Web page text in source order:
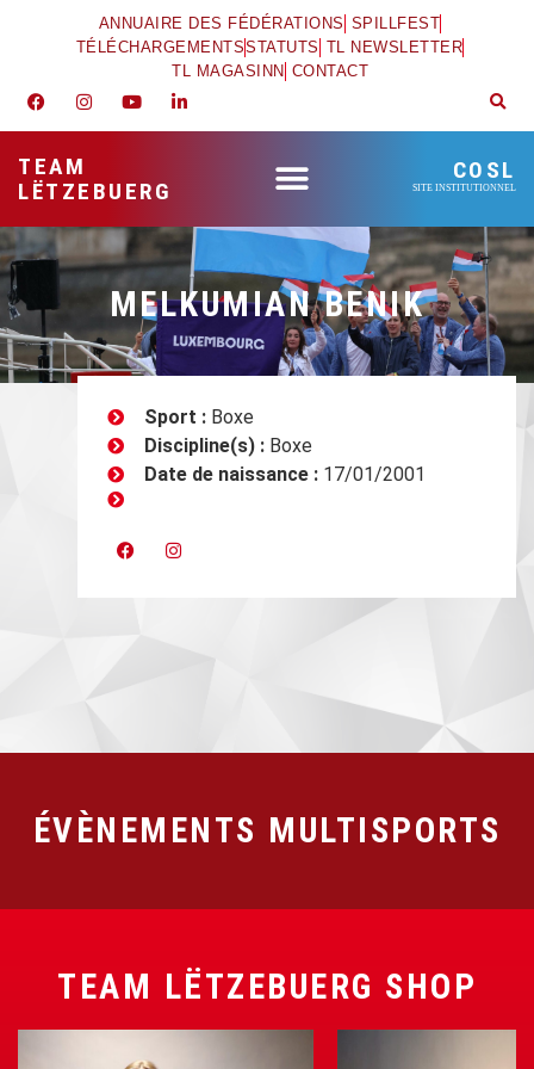
ANNUAIRE DES FÉDÉRATIONS SPILLFEST
TÉLÉCHARGEMENTSSTATUTS TL NEWSLETTER
TL MAGASINN CONTACT
TEAM
LËTZEBUERG
COSL
SITE INSTITUTIONNEL
MELKUMIAN BENIK
Sport :Boxe
Discipline(s) :Boxe
Date de naissance :17/01/2001
ÉVÈNEMENTS MULTISPORTS
TEAM LËTZEBUERG SHOP